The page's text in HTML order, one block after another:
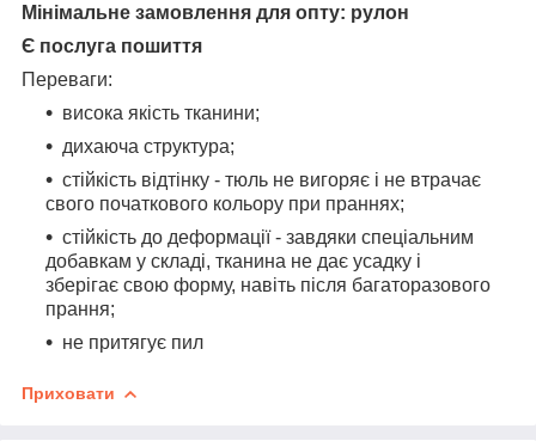
Мінімальне замовлення для опту: рулон
Є послуга пошиття
Переваги:
висока якість тканини;
дихаюча структура;
стійкість відтінку - тюль не вигоряє і не втрачає
свого початкового кольору при праннях;
стійкість до деформації - завдяки спеціальним
добавкам у складі, тканина не дає усадку і
зберігає свою форму, навіть після багаторазового
прання;
не притягує пил
Приховати